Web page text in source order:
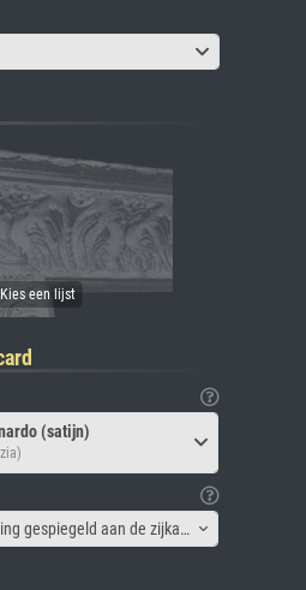
(satijn)
Canvas lijst - Afbeelding gespiegeld aan de zijkant